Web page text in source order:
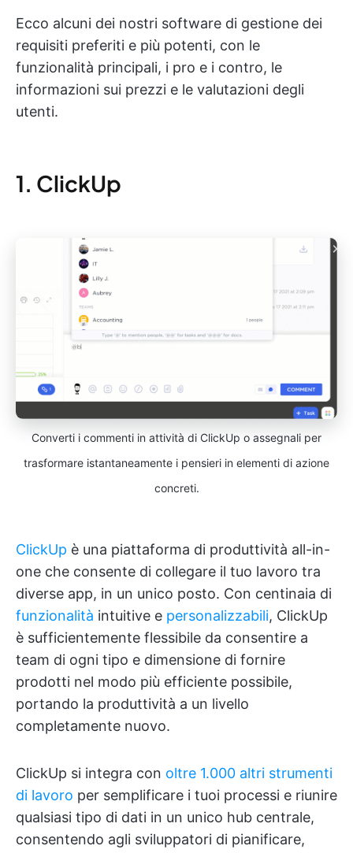
Ecco alcuni dei nostri software di gestione dei
requisiti preferiti e più potenti, con le
funzionalità principali, i pro e i contro, le
informazioni sui prezzi e le valutazioni degli
utenti.
1. ClickUp
Converti i commenti in attività di ClickUp o assegnali per
trasformare istantaneamente i pensieri in elementi di azione
concreti.
ClickUp è una piattaforma di produttività all-in-
one che consente di collegare il tuo lavoro tra
diverse app, in un unico posto. Con centinaia di
funzionalità intuitive e personalizzabili, ClickUp
è sufficientemente flessibile da consentire a
team di ogni tipo e dimensione di fornire
prodotti nel modo più efficiente possibile,
portando la produttività a un livello
completamente nuovo.
ClickUp si integra con oltre 1.000 altri strumenti
di lavoro per semplificare i tuoi processi e riunire
qualsiasi tipo di dati in un unico hub centrale,
consentendo agli sviluppatori di pianificare,